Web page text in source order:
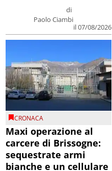
di
Paolo Ciambi
il 07/08/2026
CRONACA
Maxi operazione al
carcere di Brissogne:
sequestrate armi
bianche e un cellulare